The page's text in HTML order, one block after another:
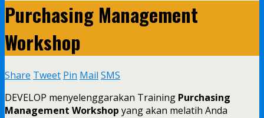
Purchasing Management
Workshop
Share Tweet Pin Mail SMS
DEVELOP menyelenggarakan Training Purchasing
Management Workshop yang akan melatih Anda